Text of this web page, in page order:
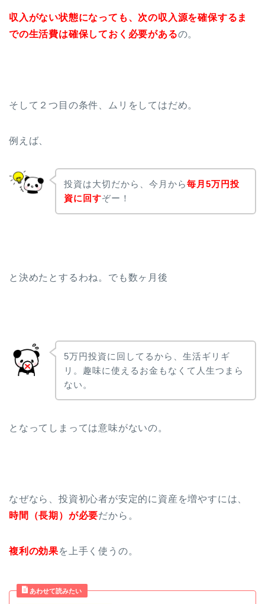
収入がない状態になっても、次の収入源を確保するま
での生活費は確保しておく必要があるの。
そして２つ目の条件、ムリをしてはだめ。
例えば、
投資は大切だから、今月から毎月5万円投
資に回すぞー！
と決めたとするわね。でも数ヶ月後
5万円投資に回してるから、生活ギリギ
リ。趣味に使えるお金もなくて人生つまら
ない。
となってしまっては意味がないの。
なぜなら、投資初心者が安定的に資産を増やすには、
時間（長期）が必要だから。
複利の効果を上手く使うの。